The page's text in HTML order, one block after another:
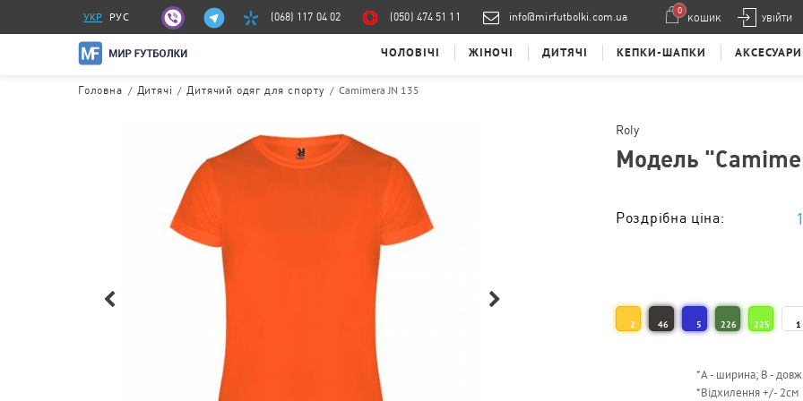
УКР РУС (068) 117 04 02 (050) 474 51 11 info@mirfutbolki.com.ua УВІЙТИ
0
КОШИК
ЧОЛОВІЧІ ЖІНОЧІ ДИТЯЧІ КЕПКИ-ШАПКИ АКСЕСУАРИ
Головна / Дитячі /Дитячий одяг для спорту / Camimera JN 135
Roly
Модель "
Роздрібна ціна:
2 46 5 226 225 1
*А - ширина; B -
*Відхилення +/- 2см